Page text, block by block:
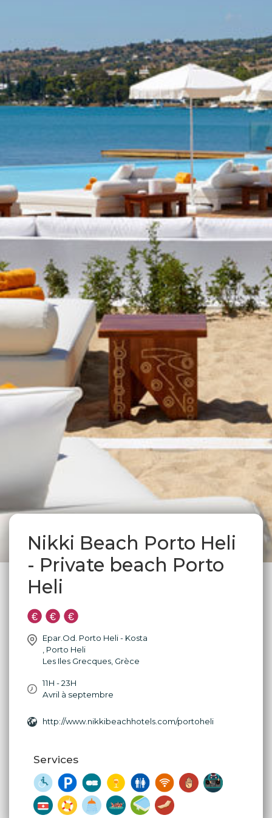
Nikki Beach Porto Heli
- Private beach Porto
Heli
Epar.Od. Porto Heli - Kosta
, Porto Heli
Les Iles Grecques, Grèce
11H - 23H
Avril à septembre
http://www.nikkibeachhotels.com/portoheli
Services